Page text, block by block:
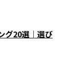
グ20選｜選び